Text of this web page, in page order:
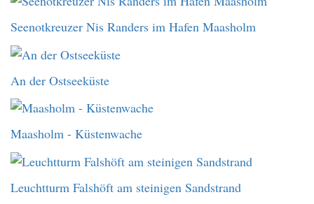
Seenotkreuzer Nis Randers im Hafen Maasholm
An der Ostseeküste
Maasholm - Küstenwache
Leuchtturm Falshöft am steinigen Sandstrand